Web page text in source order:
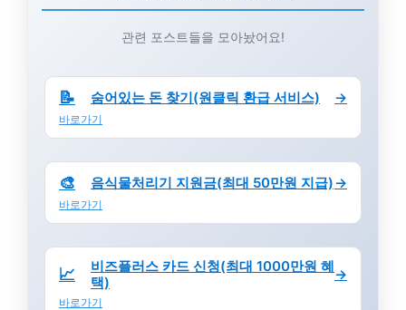
관련 포스트들을 모아놨어요!
📝 숨어있는 돈 찾기(원클릭 환급 서비스) →
바로가기
🎨 음식물처리기 지원금(최대 50만원 지급)→
바로가기
📈
비즈플러스 카드 신청(최대 1000만원 혜
택)
→
바로가기